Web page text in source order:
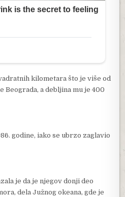
kilometara što je više od
Beograda, a debljina mu je 400
godine, iako se ubrzo zaglavio
je da je njegov donji deo
dela Južnog okeana, gde je